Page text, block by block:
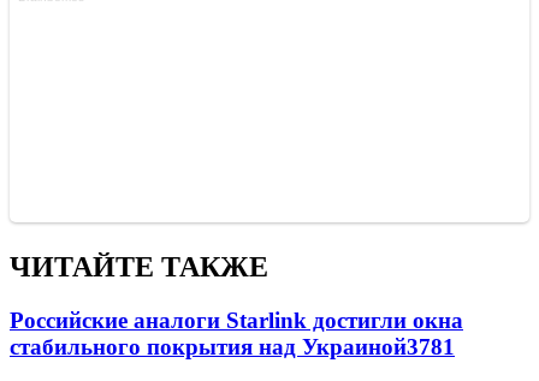
ЧИТАЙТЕ ТАКЖЕ
Российские аналоги Starlink достигли окна
стабильного покрытия над Украиной3781